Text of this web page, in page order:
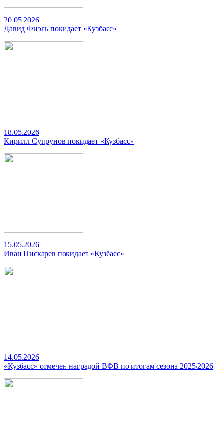
20.05.2026
Давид Фиэль покидает «Кузбасс»
18.05.2026
Кирилл Супрунов покидает «Кузбасс»
15.05.2026
Иван Пискарев покидает «Кузбасс»
14.05.2026
«Кузбасс» отмечен наградой ВФВ по итогам сезона 2025/2026